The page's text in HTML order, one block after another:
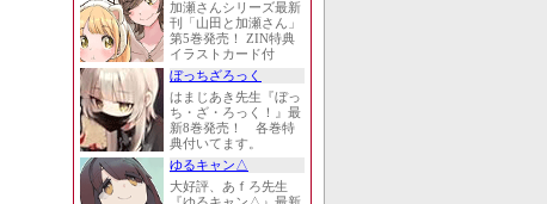
加瀬さんシリーズ最新
刊「山田と加瀬さん」
第5巻発売！ ZIN特典
イラストカード付
ぼっちざろっく
はまじあき先生『ぼっ
ち・ざ・ろっく！』最
新8巻発売！ 各巻特
典付いてます。
ゆるキャン△
大好評、あｆろ先生